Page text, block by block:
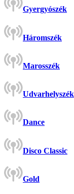
Gyergyószék
Háromszék
Marosszék
Udvarhelyszék
Dance
Disco Classic
Gold